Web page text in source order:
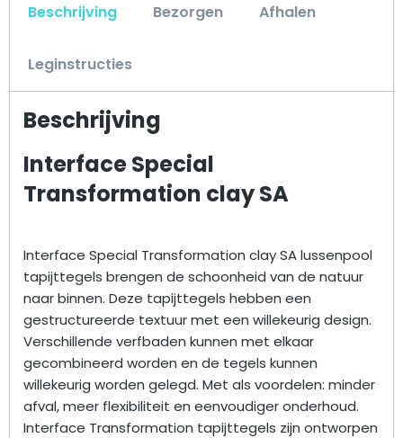
Beschrijving Bezorgen Afhalen
Leginstructies
Beschrijving
Interface Special
Transformation clay SA
Interface Special Transformation clay SA lussenpool
tapijttegels brengen de schoonheid van de natuur
naar binnen. Deze tapijttegels hebben een
gestructureerde textuur met een willekeurig design.
Verschillende verfbaden kunnen met elkaar
gecombineerd worden en de tegels kunnen
willekeurig worden gelegd. Met als voordelen: minder
afval, meer flexibiliteit en eenvoudiger onderhoud.
Interface Transformation tapijttegels zijn ontworpen